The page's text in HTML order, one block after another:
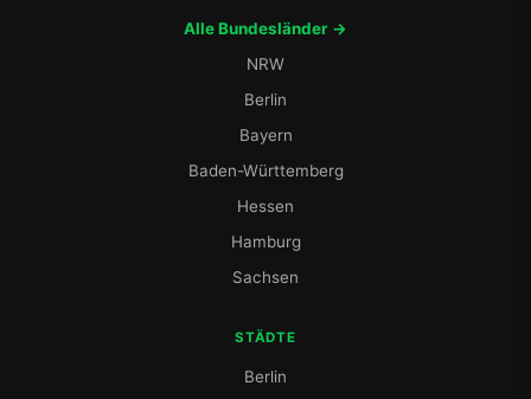
Alle Bundesländer →
NRW
Berlin
Bayern
Baden-Württemberg
Hessen
Hamburg
Sachsen
STÄDTE
Berlin